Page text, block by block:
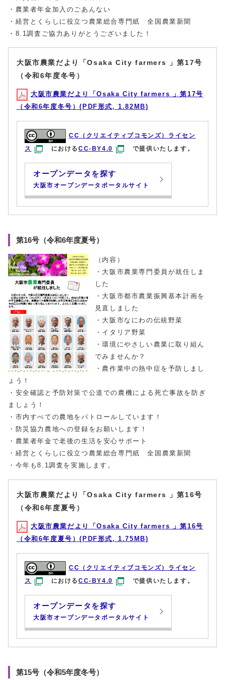
・農業者年金加入のごあんない
・経営とくらしに役立つ農業総合専門紙 全国農業新聞
・8.1調査ご協力ありがとうございました！
大阪市農業だより「Osaka City farmers 」第17号
（令和6年度冬号）
大阪市農業だより「Osaka City farmers 」第17号
（令和6年度冬号）(PDF形式, 1.82MB)
CC（クリエイティブコモンズ）ライセン
ス
におけるCC-BY4.0 で提供いたします。
オープンデータを探す
大阪市オープンデータポータルサイト
第16号（令和6年度夏号）
（内容）
・大阪市農業専門委員が就任しま
した
・大阪市都市農業振興基本計画を
見直しました
・大阪市なにわの伝統野菜
・イタリア野菜
・環境にやさしい農業に取り組ん
でみませんか？
・農作業中の熱中症を予防しまし
ょう！
・安全確認と予防対策で公道での農機による死亡事故を防ぎ
ましょう！
・市内すべての農地をパトロールしています！
・防災協力農地への登録をお願いします！
・農業者年金で老後の生活を安心サポート
・経営とくらしに役立つ農業総合専門紙 全国農業新聞
・今年も8.1調査を実施します。
大阪市農業だより「Osaka City farmers 」第16号
（令和6年度夏号）
大阪市農業だより「Osaka City farmers 」第16号
（令和6年度夏号）(PDF形式, 1.75MB)
CC（クリエイティブコモンズ）ライセン
ス
におけるCC-BY4.0 で提供いたします。
オープンデータを探す
大阪市オープンデータポータルサイト
第15号（令和5年度冬号）